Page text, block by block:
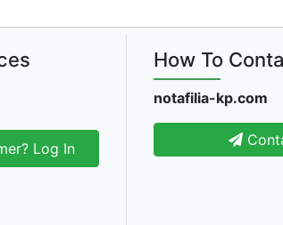
Log In
How To
notafilia-kp.com